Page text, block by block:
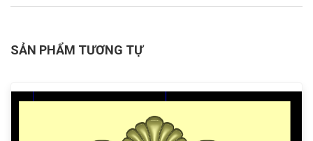
SẢN PHẨM TƯƠNG TỰ